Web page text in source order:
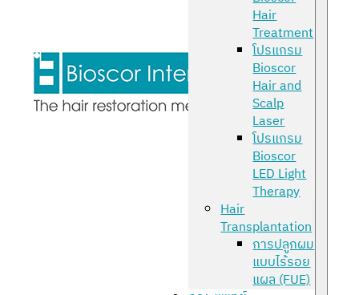
Hair
Treatment
โปรแกรม
Bioscor
Hair and
Scalp
Laser
โปรแกรม
Bioscor
LED Light
Therapy
Hair
Transplantation
การปลูกผม
แบบไร้รอย
แผล (FUE)